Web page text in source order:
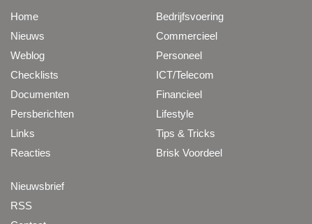
Home
Nieuws
Weblog
Checklists
Documenten
Persberichten
Links
Reacties
Bedrijfsvoering
Commercieel
Personeel
ICT/Telecom
Financieel
Lifestyle
Tips & Tricks
Brisk Voordeel
Nieuwsbrief
RSS